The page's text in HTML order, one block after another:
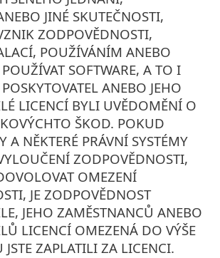
JINÉ SKUTEČNOSTI,
ZODPOVĚDNOSTI,
POUŽÍVÁNÍM ANEBO
SOFTWARE, A TO I
ANEBO JEHO
LICENCÍ BYLI UVĚDOMĚNÍ O
ŠKOD. POKUD
A NĚKTERÉ PRÁVNÍ SYSTÉMY
ZODPOVĚDNOSTI,
OMEZENÍ
JE ZODPOVĚDNOST
JEHO ZAMĚSTNANCŮ ANEBO
LICENCÍ OMEZENÁ DO VÝŠE
JSTE ZAPLATILI ZA LICENCI.